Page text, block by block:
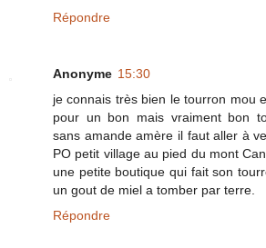
Répondre
Anonyme 15:30
je connais très bien le tourron mou
pour un bon mais vraiment bon
sans amande amère il faut aller à
PO petit village au pied du mont
une petite boutique qui fait son
un gout de miel a tomber par terre.
Répondre